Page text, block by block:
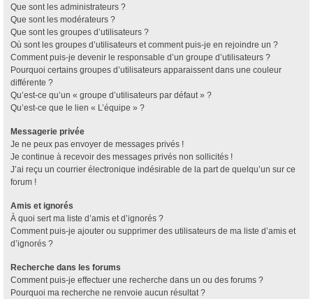
Que sont les administrateurs ?
Que sont les modérateurs ?
Que sont les groupes d’utilisateurs ?
Où sont les groupes d’utilisateurs et comment puis-je en rejoindre un ?
Comment puis-je devenir le responsable d’un groupe d’utilisateurs ?
Pourquoi certains groupes d’utilisateurs apparaissent dans une couleur
différente ?
Qu’est-ce qu’un « groupe d’utilisateurs par défaut » ?
Qu’est-ce que le lien « L’équipe » ?
Messagerie privée
Je ne peux pas envoyer de messages privés !
Je continue à recevoir des messages privés non sollicités !
J’ai reçu un courrier électronique indésirable de la part de quelqu’un sur ce
forum !
Amis et ignorés
À quoi sert ma liste d’amis et d’ignorés ?
Comment puis-je ajouter ou supprimer des utilisateurs de ma liste d’amis et
d’ignorés ?
Recherche dans les forums
Comment puis-je effectuer une recherche dans un ou des forums ?
Pourquoi ma recherche ne renvoie aucun résultat ?